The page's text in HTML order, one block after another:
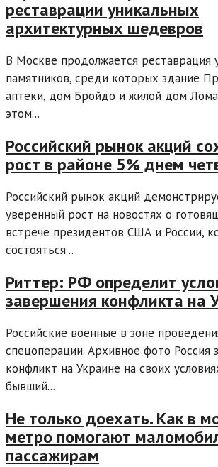
реставрации уникальных
архитектурных шедевров
В Москве продолжается реставрация
памятников, среди которых здание
аптеки, дом Бройдо и жилой дом
этом...
Российский рынок акций
рост в районе 5% днем
Российский рынок акций
уверенный рост на новостях о
встрече президентов США и России,
состояться...
Риттер: РФ определит
завершения конфликта на
Российские военные в зоне
спецоперации. Архивное фото Россия
конфликт на Украине на своих
бывший...
Не только доехать. Как в
метро помогают
пассажирам